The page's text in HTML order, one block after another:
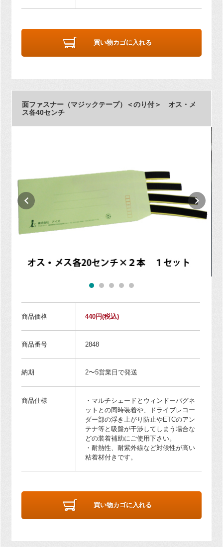
買い物カゴに入れる
面ファスナー（マジックテープ）＜のり付＞ オス・メ
ス各40センチ
商品価格 440円(税込)
商品番号 2848
納期 2〜5営業日で発送
商品仕様
・マルチシェードとウィンドーバグネ
ットとの同時装着や、ドライブレコー
ダー部の浮き上がり防止やETCのアン
テナ等と吸盤が干渉してしまう場合な
どの装着補助にご使用下さい。
・耐熱性、耐紫外線など対候性が高い
粘着材付きです。
買い物カゴに入れる